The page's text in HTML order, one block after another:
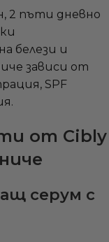
2 пъти дневно
белези и
зависи от
SPF
от Cibly
серум с